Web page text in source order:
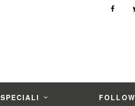
SPECIALI FOLLOW